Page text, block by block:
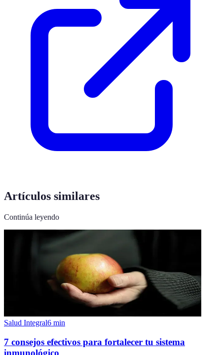
Artículos similares
Continúa leyendo
Salud Integral6 min
7 consejos efectivos para fortalecer tu sistema
inmunológico